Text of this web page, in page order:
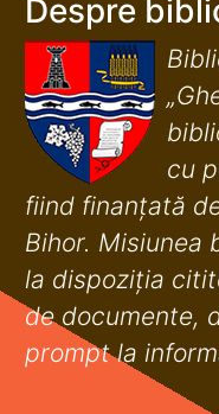
Despre
cu
fiind finanţată
Bihor. Misiunea
la dispoziţia
de documente,
prompt la